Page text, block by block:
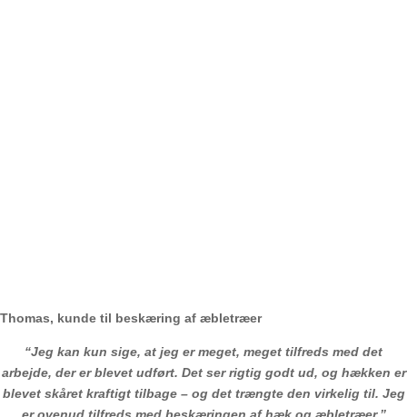
Thomas, kunde til beskæring af æbletræer
“Jeg kan kun sige, at jeg er meget, meget tilfreds med det
arbejde, der er blevet udført. Det ser rigtig godt ud, og hækken er
blevet skåret kraftigt tilbage – og det trængte den virkelig til. Jeg
er ovenud tilfreds med beskæringen af hæk og æbletræer.”